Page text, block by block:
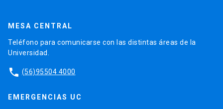
MESA CENTRAL
Teléfono para comunicarse con las distintas áreas de la
Universidad.
phone (56)95504 4000
EMERGENCIAS UC